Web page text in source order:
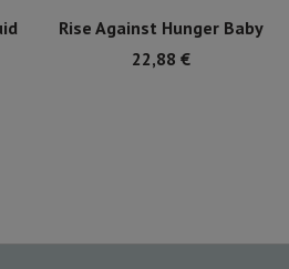
Rise Against Hunger Baby
22,88€